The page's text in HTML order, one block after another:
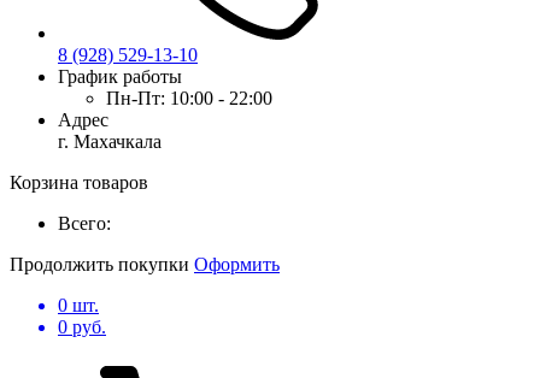
8 (928) 529-13-10
График работы
Пн-Пт: 10:00 - 22:00
Адрес
г. Махачкала
Корзина товаров
Всего:
Продолжить покупки Оформить
0 шт.
0 руб.